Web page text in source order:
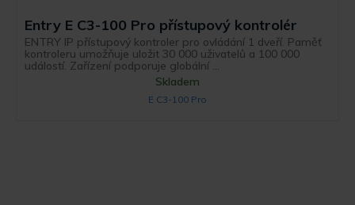
Entry E C3-100 Pro přístupový kontrolér
ENTRY IP přístupový kontroler pro ovládání 1 dveří. Paměť
kontroleru umožňuje uložit 30 000 uživatelů a 100 000
událostí. Zařízení podporuje globální ...
Skladem
E C3-100 Pro